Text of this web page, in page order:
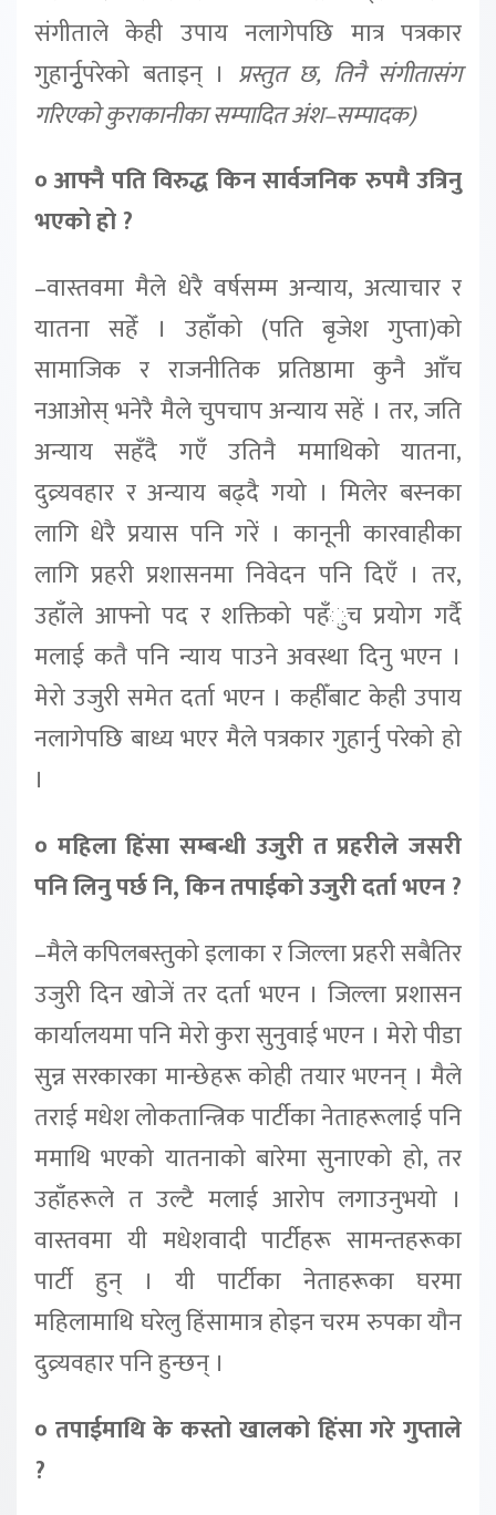
संगीताले केही उपाय नलागेपछि मात्र पत्रकार
गुहार्नृुपरेको बताइन् । प्रस्तुत छ, तिनै संगीतासंग
गरिएको कुराकानीका सम्पादित अंश–सम्पादक)
० आफ्नै पति विरुद्ध किन सार्वजनिक रुपमै उत्रिनु
भएको हो ?
–वास्तवमा मैले धेरै वर्षसम्म अन्याय, अत्याचार र
यातना सहेँ । उहाँको (पति बृजेश गुप्ता)को
सामाजिक र राजनीतिक प्रतिष्ठामा कुनै आँच
नआओस् भनेरै मैले चुपचाप अन्याय सहें । तर, जति
अन्याय सहँदै गएँ उतिनै ममाथिको यातना,
दुव्र्यवहार र अन्याय बढ्दै गयो । मिलेर बस्नका
लागि धेरै प्रयास पनि गरें । कानूनी कारवाहीका
लागि प्रहरी प्रशासनमा निवेदन पनि दिएँ । तर,
उहाँले आफ्नो पद र शक्तिको पहँुच प्रयोग गर्दै
मलाई कतै पनि न्याय पाउने अवस्था दिनु भएन ।
मेरो उजुरी समेत दर्ता भएन । कहीँबाट केही उपाय
नलागेपछि बाध्य भएर मैले पत्रकार गुहार्नु परेको हो
।
० महिला हिंसा सम्बन्धी उजुरी त प्रहरीले जसरी
पनि लिनु पर्छ नि, किन तपाईको उजुरी दर्ता भएन ?
–मैले कपिलबस्तुको इलाका र जिल्ला प्रहरी सबैतिर
उजुरी दिन खोजें तर दर्ता भएन । जिल्ला प्रशासन
कार्यालयमा पनि मेरो कुरा सुनुवाई भएन । मेरो पीडा
सुन्न सरकारका मान्छेहरू कोही तयार भएनन् । मैले
तराई मधेश लोकतान्त्रिक पार्टीका नेताहरूलाई पनि
ममाथि भएको यातनाको बारेमा सुनाएको हो, तर
उहाँहरूले त उल्टै मलाई आरोप लगाउनुभयो ।
वास्तवमा यी मधेशवादी पार्टीहरू सामन्तहरूका
पार्टी हुन् । यी पार्टीका नेताहरूका घरमा
महिलामाथि घरेलु हिंसामात्र होइन चरम रुपका यौन
दुव्र्यवहार पनि हुन्छन् ।
० तपाईमाथि के कस्तो खालको हिंसा गरे गुप्ताले
?